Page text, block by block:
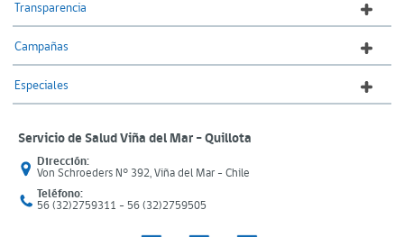
Transparencia
Campañas
Especiales
Servicio de Salud Viña del Mar – Quillota
Dirección:
Von Schroeders N° 392, Viña del Mar - Chile
Teléfono:
56 (32)2759311 - 56 (32)2759505